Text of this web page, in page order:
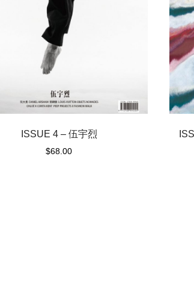
ISSUE 4 – 伍宇烈
$68.00